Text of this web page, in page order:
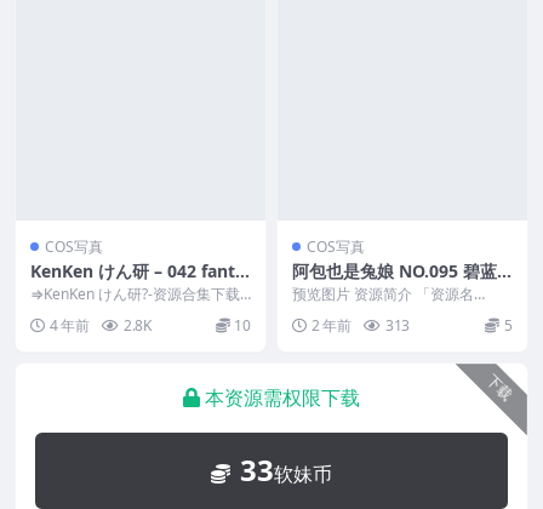
COS写真
KenKen けん研 – 042 fantia
2022.08[128P-393MB]
⇒KenKen けん研?-资源合集下载
称」：Ken...
4 年前 2.8K 10
COS写真
阿包也是兔娘 NO.095 碧蓝
航线英仙座旗袍[30P-210M]
预览图片 资源简介 「资源名
称」：阿包也是兔娘 NO.095 碧蓝
航线英仙座旗袍...
2 年前 313 5
下载
本资源需权限下载
33软妹币